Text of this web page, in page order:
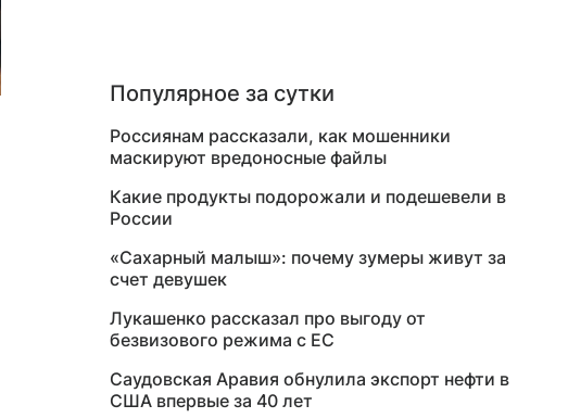
Популярное за сутки
Россиянам рассказали, как мошенники
маскируют вредоносные файлы
Какие продукты подорожали и подешевели в
России
«Сахарный малыш»: почему зумеры живут за
счет девушек
Лукашенко рассказал про выгоду от
безвизового режима с ЕС
Саудовская Аравия обнулила экспорт нефти в
США впервые за 40 лет